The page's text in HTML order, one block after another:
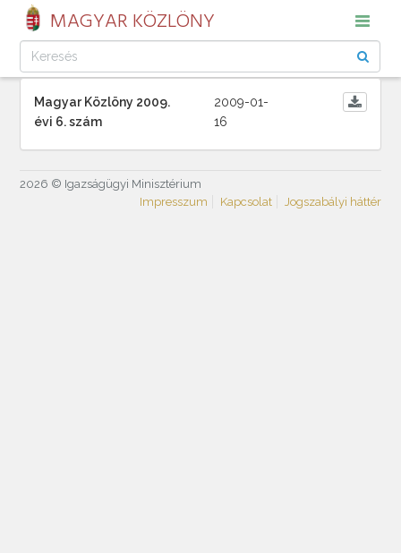
MAGYAR KÖZLÖNY
Magyar Közlöny 2009.
évi 6. szám
2009-01-
16
2026 © Igazságügyi Minisztérium
Impresszum
Kapcsolat Jogszabályi háttér